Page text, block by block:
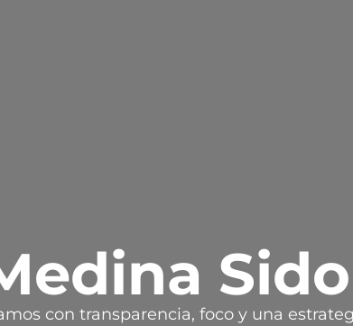
con transparencia, foco y una